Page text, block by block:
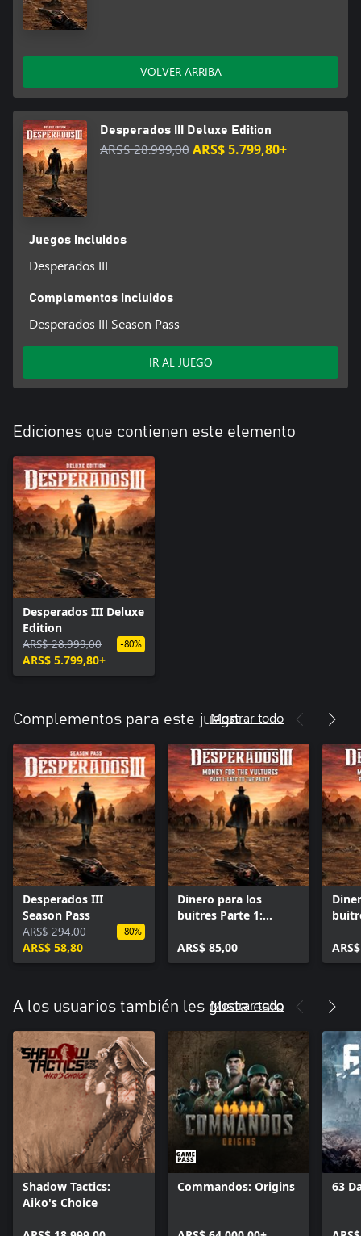
VOLVER ARRIBA
Desperados III Deluxe Edition
ARS$ 28.999,00ARS$ 5.799,80+
Juegos incluidos
Desperados III
Complementos incluidos
Desperados III Season Pass
IR AL JUEGO
Ediciones que contienen este elemento
Desperados III Deluxe
Edition
ARS$ 28.999,00
ARS$ 5.799,80+
-80%
Complementos para este juegoMostrar todo
Desperados III
Season Pass
ARS$ 294,00
ARS$ 58,80
-80%
Dinero para los
buitres Parte 1:
fiesta
ARS$ 85,00
A los usuarios también les gusta esto
Mostrar todo
Shadow Tactics:
Aiko's Choice
Commandos: Origins 63